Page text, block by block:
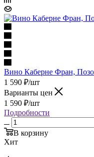
Вино Каберне Фран,
1 590 ₽/шт
Варианты цен
1 590 ₽/шт
Подробности
В корзину
Хит